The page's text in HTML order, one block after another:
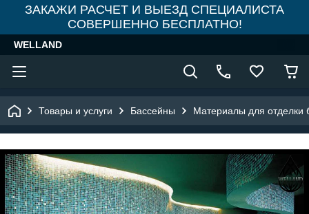
ЗАКАЖИ РАСЧЕТ И ВЫЕЗД СПЕЦИАЛИСТА
СОВЕРШЕННО БЕСПЛАТНО!
WELLAND
Товары и услуги Бассейны Материалы для отделки